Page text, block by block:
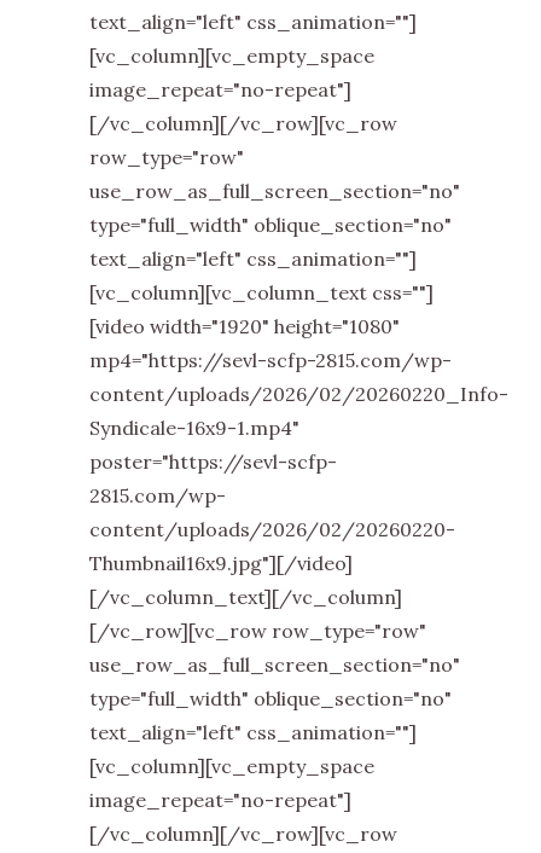
text_align="left" css_animation=""]
[vc_column][vc_empty_space
image_repeat="no-repeat"]
[/vc_column][/vc_row][vc_row
row_type="row"
use_row_as_full_screen_section="no"
type="full_width" oblique_section="no"
text_align="left" css_animation=""]
[vc_column][vc_column_text css=""]
[video width="1920" height="1080"
mp4="https://sevl-scfp-2815.com/wp-
content/uploads/2026/02/20260220_Info-
Syndicale-16x9-1.mp4"
poster="https://sevl-scfp-
2815.com/wp-
content/uploads/2026/02/20260220-
Thumbnail16x9.jpg"][/video]
[/vc_column_text][/vc_column]
[/vc_row][vc_row row_type="row"
use_row_as_full_screen_section="no"
type="full_width" oblique_section="no"
text_align="left" css_animation=""]
[vc_column][vc_empty_space
image_repeat="no-repeat"]
[/vc_column][/vc_row][vc_row